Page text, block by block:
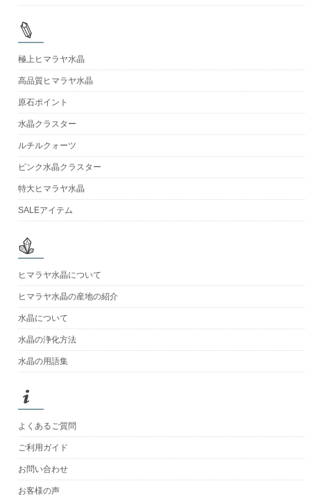
極上ヒマラヤ水晶
高品質ヒマラヤ水晶
原石ポイント
水晶クラスター
ルチルクォーツ
ピンク水晶クラスター
特大ヒマラヤ水晶
SALEアイテム
ヒマラヤ水晶について
ヒマラヤ水晶の産地の紹介
水晶について
水晶の浄化方法
水晶の用語集
よくあるご質問
ご利用ガイド
お問い合わせ
お客様の声